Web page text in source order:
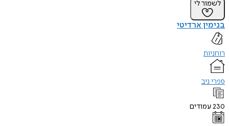
לשמור לי
בנימין ארדיטי
רוחניות
ספרי ניב
230עמודים